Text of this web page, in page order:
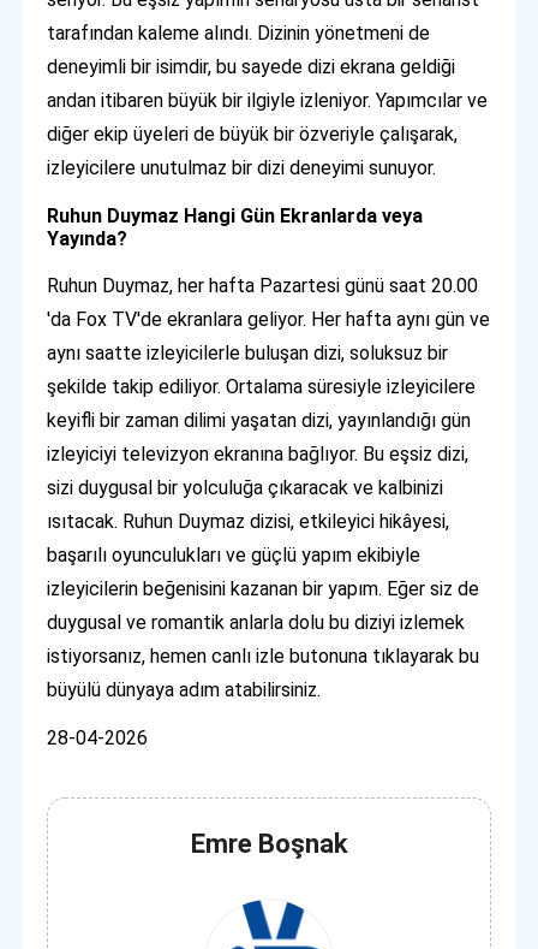
tarafından kaleme alındı. Dizinin yönetmeni de
deneyimli bir isimdir, bu sayede dizi ekrana geldiği
andan itibaren büyük bir ilgiyle izleniyor. Yapımcılar ve
diğer ekip üyeleri de büyük bir özveriyle çalışarak,
izleyicilere unutulmaz bir dizi deneyimi sunuyor.
Ruhun Duymaz Hangi Gün Ekranlarda veya
Yayında?
Ruhun Duymaz, her hafta Pazartesi günü saat 20.00
'da Fox TV'de ekranlara geliyor. Her hafta aynı gün ve
aynı saatte izleyicilerle buluşan dizi, soluksuz bir
şekilde takip ediliyor. Ortalama süresiyle izleyicilere
keyifli bir zaman dilimi yaşatan dizi, yayınlandığı gün
izleyiciyi televizyon ekranına bağlıyor. Bu eşsiz dizi,
sizi duygusal bir yolculuğa çıkaracak ve kalbinizi
ısıtacak. Ruhun Duymaz dizisi, etkileyici hikâyesi,
başarılı oyunculukları ve güçlü yapım ekibiyle
izleyicilerin beğenisini kazanan bir yapım. Eğer siz de
duygusal ve romantik anlarla dolu bu diziyi izlemek
istiyorsanız, hemen canlı izle butonuna tıklayarak bu
büyülü dünyaya adım atabilirsiniz.
28-04-2026
Emre Boşnak